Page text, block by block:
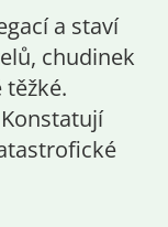
a staví
chudinek